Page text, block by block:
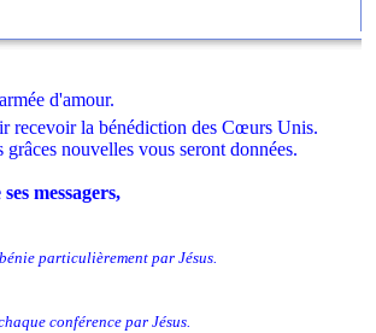
d'amour.
recevoir la bénédiction des Cœurs Unis.
nouvelles vous seront données.
messagers,
particulièrement par Jésus.
conférence par Jésus.